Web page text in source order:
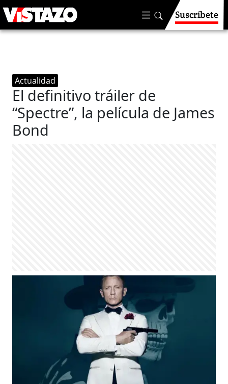
Suscríbete
Actualidad
El definitivo tráiler de
“Spectre”, la película de James
Bond